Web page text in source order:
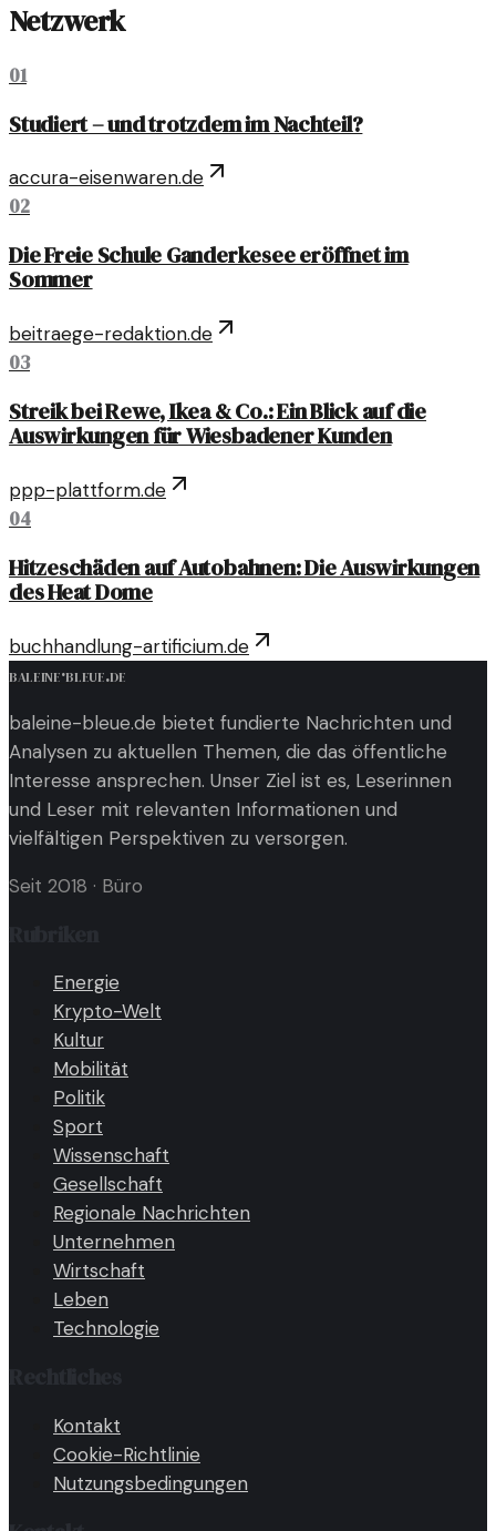
Netzwerk
01
Studiert – und trotzdem im Nachteil?
accura-eisenwaren.de
02
Die Freie Schule Ganderkesee eröffnet im
Sommer
beitraege-redaktion.de
03
Streik bei Rewe, Ikea & Co.: Ein Blick auf die
Auswirkungen für Wiesbadener Kunden
ppp-plattform.de
04
Hitzeschäden auf Autobahnen: Die Auswirkungen
des Heat Dome
buchhandlung-artificium.de
baleine·bleue.de
baleine-bleue.de bietet fundierte Nachrichten und
Analysen zu aktuellen Themen, die das öffentliche
Interesse ansprechen. Unser Ziel ist es, Leserinnen
und Leser mit relevanten Informationen und
vielfältigen Perspektiven zu versorgen.
Seit 2018 · Büro
Energie
Krypto-Welt
Kultur
Mobilität
Politik
Sport
Wissenschaft
Gesellschaft
Regionale Nachrichten
Unternehmen
Wirtschaft
Leben
Technologie
Kontakt
Cookie-Richtlinie
Nutzungsbedingungen